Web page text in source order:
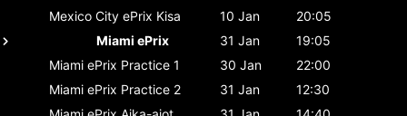
Mexico City ePrix Kisa 10 Jan
20:05
Miami ePrix
31 Jan
19:05
Miami ePrix Practice 1 30 Jan
22:00
Miami ePrix Practice 2 31 Jan
12:30